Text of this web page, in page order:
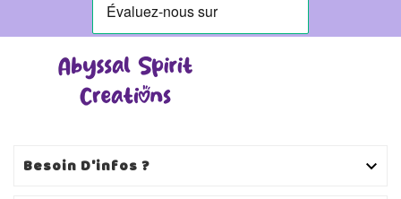
Besoin D'infos ? 